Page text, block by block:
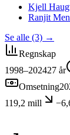
Kjell
Ranjit
Se alle (3) →
Regnskap
1998–202427 år
Omsetning
119,2 mill